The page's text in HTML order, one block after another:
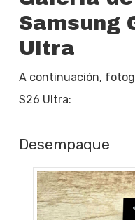
Samsung
Ultra
A continuación,
S26 Ultra:
Desempaque